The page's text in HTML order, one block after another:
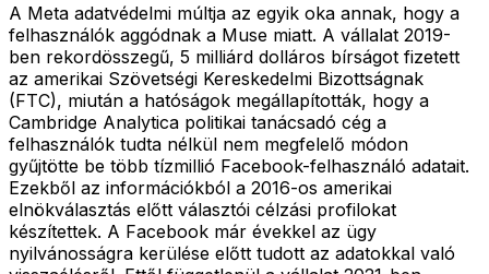
A Meta adatvédelmi múltja az egyik oka annak, hogy a
felhasználók aggódnak a Muse miatt. A vállalat 2019-
ben rekordösszegű, 5 milliárd dolláros bírságot fizetett
az amerikai Szövetségi Kereskedelmi Bizottságnak
(FTC), miután a hatóságok megállapították, hogy a
Cambridge Analytica politikai tanácsadó cég a
felhasználók tudta nélkül nem megfelelő módon
gyűjtötte be több tízmillió Facebook-felhasználó adatait.
Ezekből az információkból a 2016-os amerikai
elnökválasztás előtt választói célzási profilokat
készítettek. A Facebook már évekkel az ügy
nyilvánosságra kerülése előtt tudott az adatokkal való